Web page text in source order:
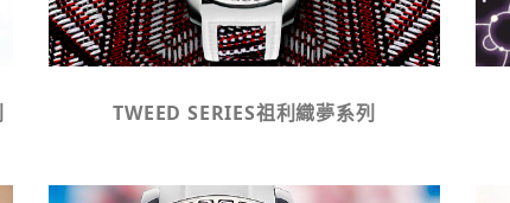
TWEED SERIES祖利織夢系列